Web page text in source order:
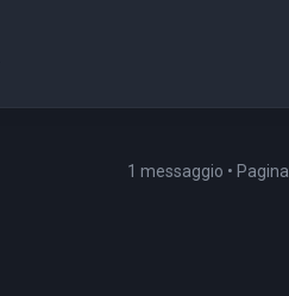
1 messaggio • Pagina